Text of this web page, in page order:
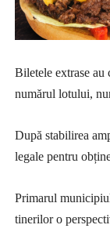
Biletele extrase
numărul lotului,
După stabilirea
legale pentru
Primarul
tinerilor o